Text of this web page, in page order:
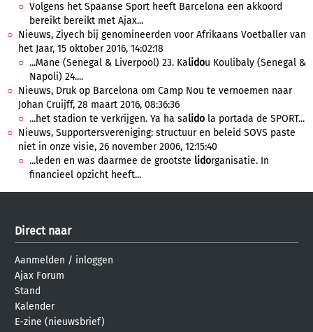
Volgens het Spaanse Sport heeft Barcelona een akkoord
bereikt bereikt met Ajax...
Nieuws, Ziyech bij genomineerden voor Afrikaans Voetballer van
het Jaar, 15 oktober 2016, 14:02:18
...Mane (Senegal & Liverpool) 23. Kalidou Koulibaly (Senegal &
Napoli) 24....
Nieuws, Druk op Barcelona om Camp Nou te vernoemen naar
Johan Cruijff, 28 maart 2016, 08:36:36
...het stadion te verkrijgen. Ya ha salido la portada de SPORT...
Nieuws, Supportersvereniging: structuur en beleid SOVS paste
niet in onze visie, 26 november 2006, 12:15:40
...leden en was daarmee de grootste lidorganisatie. In
financieel opzicht heeft...
Direct naar
Aanmelden / inloggen
Ajax Forum
Stand
Kalender
E-zine (nieuwsbrief)